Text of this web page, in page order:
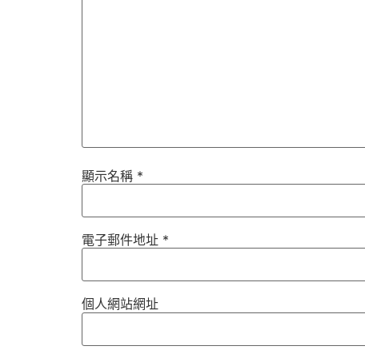
顯示名稱 *
電子郵件地址 *
個人網站網址